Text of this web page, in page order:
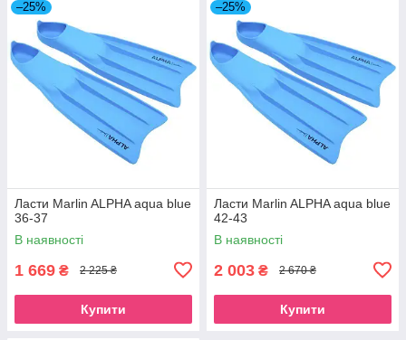
–25%
Ласти Marlin ALPHA aqua blue
36-37
В наявності
1 669 ₴ 2 225 ₴
Купити
–25%
Ласти Marlin ALPHA aqua blue
42-43
В наявності
2 003 ₴ 2 670 ₴
Купити